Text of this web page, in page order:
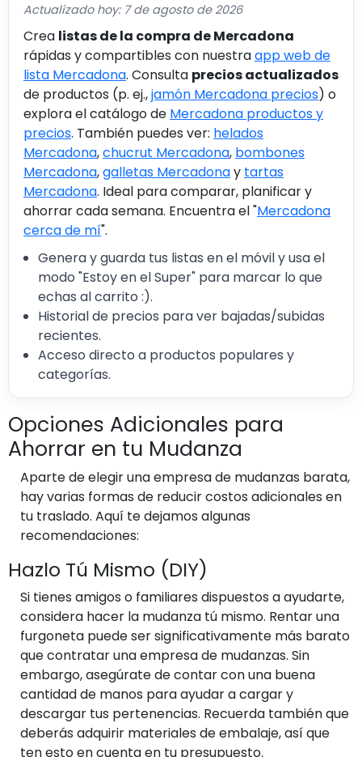
Actualizado hoy: 7 de agosto de 2026
Crea listas de la compra de Mercadona
rápidas y compartibles con nuestraapp web de
lista Mercadona. Consulta precios actualizados
de productos (p. ej.,jamón Mercadona precios) o
explora el catálogo de Mercadona productos y
precios. También puedes ver: helados
Mercadona,chucrut Mercadona, bombones
Mercadona,galletas Mercadonay tartas
Mercadona. Ideal para comparar, planificar y
ahorrar cada semana. Encuentra el "Mercadona
cerca de mí".
Genera y guarda tus listas en el móvil y usa el
modo "Estoy en el Super" para marcar lo que
echas al carrito :).
Historial de precios para ver bajadas/subidas
recientes.
Acceso directo a productos populares y
categorías.
Opciones Adicionales para
Ahorrar en tu Mudanza
Aparte de elegir una empresa de mudanzas barata,
hay varias formas de reducir costos adicionales en
tu traslado. Aquí te dejamos algunas
recomendaciones:
Hazlo Tú Mismo (DIY)
Si tienes amigos o familiares dispuestos a ayudarte,
considera hacer la mudanza tú mismo. Rentar una
furgoneta puede ser significativamente más barato
que contratar una empresa de mudanzas. Sin
embargo, asegúrate de contar con una buena
cantidad de manos para ayudar a cargar y
descargar tus pertenencias. Recuerda también que
deberás adquirir materiales de embalaje, así que
ten esto en cuenta en tu presupuesto.